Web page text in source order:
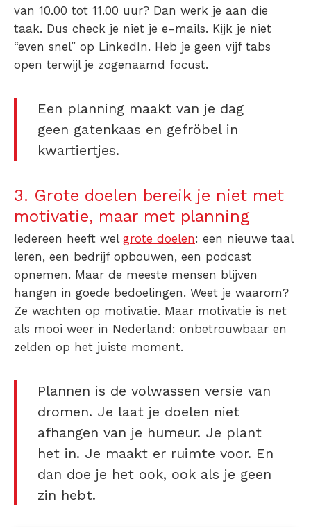
van 10.00 tot 11.00 uur? Dan werk je aan die
taak. Dus check je niet je e-mails. Kijk je niet
“even snel” op LinkedIn. Heb je geen vijf tabs
open terwijl je zogenaamd focust.
Een planning maakt van je dag
geen gatenkaas en gefröbel in
kwartiertjes.
3. Grote doelen bereik je niet met
motivatie, maar met planning
Iedereen heeft wel grote doelen: een nieuwe taal
leren, een bedrijf opbouwen, een podcast
opnemen. Maar de meeste mensen blijven
hangen in goede bedoelingen. Weet je waarom?
Ze wachten op motivatie. Maar motivatie is net
als mooi weer in Nederland: onbetrouwbaar en
zelden op het juiste moment.
Plannen is de volwassen versie van
dromen. Je laat je doelen niet
afhangen van je humeur. Je plant
het in. Je maakt er ruimte voor. En
dan doe je het ook, ook als je geen
zin hebt.